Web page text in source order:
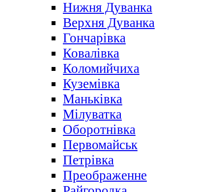
Нижня Дуванка
Верхня Дуванка
Гончарівка
Ковалівка
Коломийчиха
Куземівка
Маньківка
Мілуватка
Оборотнівка
Первомайськ
Петрівка
Преображенне